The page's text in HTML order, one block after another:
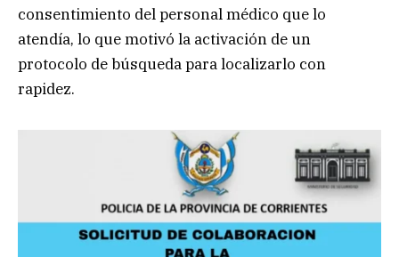
consentimiento del personal médico que lo
atendía, lo que motivó la activación de un
protocolo de búsqueda para localizarlo con
rapidez.